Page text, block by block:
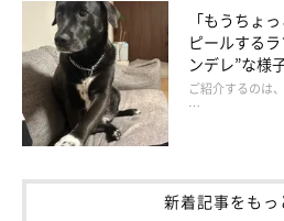
チロくんの成長を見守り
「もうちょ
ピールする
ンデレ”な様
ご紹介するのは
…
新着記事をもっ